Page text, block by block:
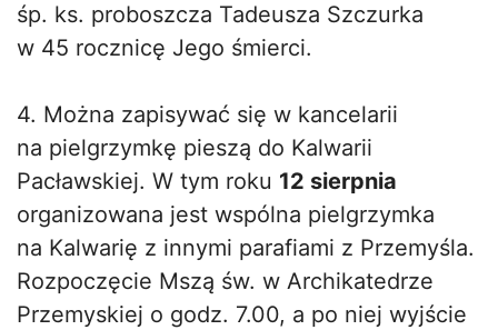
śp. ks. proboszcza Tadeusza Szczurka
w 45 rocznicę Jego śmierci.
4. Można zapisywać się w kancelarii
na pielgrzymkę pieszą do Kalwarii
Pacławskiej. W tym roku 12 sierpnia
organizowana jest wspólna pielgrzymka
na Kalwarię z innymi parafiami z Przemyśla.
Rozpoczęcie Mszą św. w Archikatedrze
Przemyskiej o godz. 7.00, a po niej wyjście